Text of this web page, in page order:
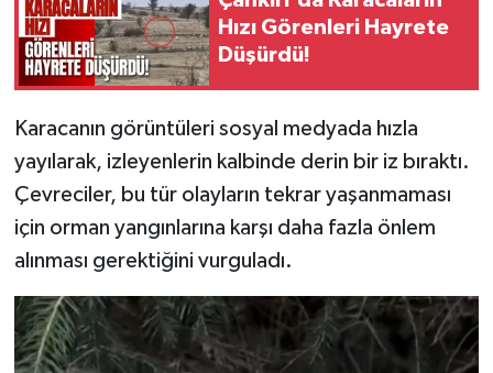
Hızı Görenleri Hayrete
Düşürdü!
Karacanın görüntüleri sosyal medyada hızla
yayılarak, izleyenlerin kalbinde derin bir iz bıraktı.
Çevreciler, bu tür olayların tekrar yaşanmaması
için orman yangınlarına karşı daha fazla önlem
alınması gerektiğini vurguladı.